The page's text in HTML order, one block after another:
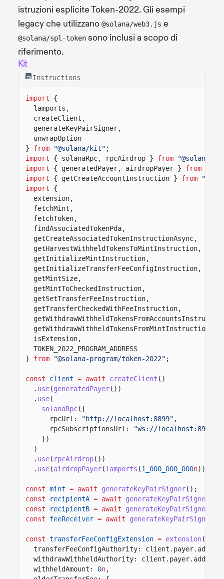
istruzioni esplicite Token-2022. Gli esempi
legacy che utilizzano @solana/web3.js e
@solana/spl-token sono inclusi a scopo di
riferimento.
Kit
Instructions
import
{
lamports,
createClient,
generateKeyPairSigner,
unwrapOption
}
from "@solana/kit" ;
import
{ solanaRpc, rpcAirdrop } from
"@solana/
import
{ generatedPayer, airdropPayer } from
import
{ getCreateAccountInstruction } from
import
{
extension,
fetchMint,
fetchToken,
findAssociatedTokenPda,
getCreateAssociatedTokenInstructionAsync,
getHarvestWithheldTokensToMintInstruction,
getInitializeMintInstruction,
getInitializeTransferFeeConfigInstruction,
getMintSize,
getMintToCheckedInstruction,
getSetTransferFeeInstruction,
getTransferCheckedWithFeeInstruction,
getWithdrawWithheldTokensFromMintInstruction,
isExtension,
TOKEN_2022_PROGRAM_ADDRESS
}
from "@solana-program/token-2022" ;
const client = await createClient ()
. use(generatedPayer())
. use(
solanaRpc({
rpcUrl:
"http://localhost:8899" ,
rpcSubscriptionsUrl:
"ws://localhost:8900"
})
)
. use( rpcAirdrop())
. use(airdropPayer(lamports (1_000_000_000n)));
const mint = await generateKeyPairSigner();
const
recipientA = await generateKeyPairSigner
const
recipientB = await generateKeyPairSigner
const
feeReceiver = await generateKeyPairSigner
const transferFeeConfigExtension = extension(
transferFeeConfigAuthority:
withdrawWithheldAuthority:
withheldAmount:
0n,